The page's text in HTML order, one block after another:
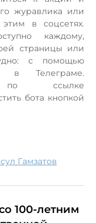
журавлика или
в соцсетях.
каждому,
страницы или
с помощью
в Телеграме.
по ссылке
бота кнопкой
Гамзатов
100-летним